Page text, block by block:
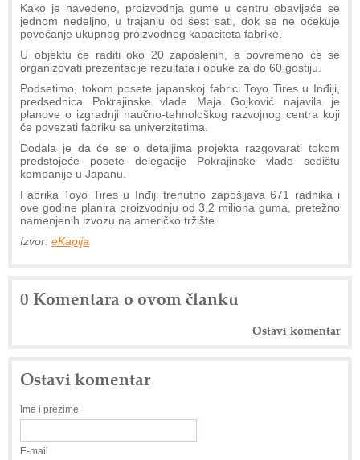
Kako je navedeno, proizvodnja gume u centru obavljaće se
jednom nedeljno, u trajanju od šest sati, dok se ne očekuje
povećanje ukupnog proizvodnog kapaciteta fabrike.
U objektu će raditi oko 20 zaposlenih, a povremeno će se
organizovati prezentacije rezultata i obuke za do 60 gostiju.
Podsetimo, tokom posete japanskoj fabrici Toyo Tires u Inđiji,
predsednica Pokrajinske vlade Maja Gojković najavila je
planove o izgradnji naučno-tehnološkog razvojnog centra koji
će povezati fabriku sa univerzitetima.
Dodala je da će se o detaljima projekta razgovarati tokom
predstojeće posete delegacije Pokrajinske vlade sedištu
kompanije u Japanu.
Fabrika Toyo Tires u Inđiji trenutno zapošljava 671 radnika i
ove godine planira proizvodnju od 3,2 miliona guma, pretežno
namenjenih izvozu na američko tržište.
Izvor: eKapija
0 Komentara o ovom članku
Ostavi komentar
Ostavi komentar
Ime i prezime
E-mail